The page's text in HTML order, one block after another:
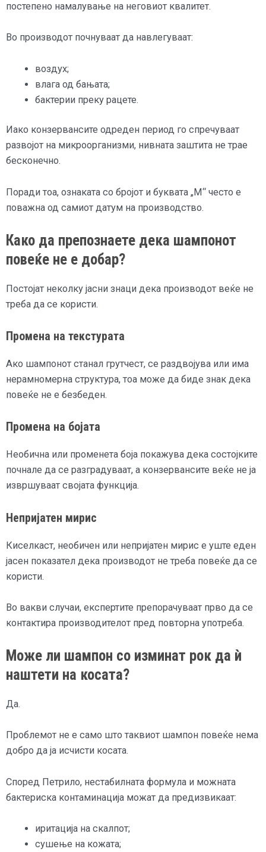
постепено намалување на неговиот квалитет.
Во производот почнуваат да навлегуваат:
воздух;
влага од бањата;
бактерии преку рацете.
Иако конзервансите одреден период го спречуваат
развојот на микроорганизми, нивната заштита не трае
бесконечно.
Поради тоа, ознаката со бројот и буквата „М“ често е
поважна од самиот датум на производство.
Како да препознаете дека шампонот
повеќе не е добар?
Постојат неколку јасни знаци дека производот веќе не
треба да се користи.
Промена на текстурата
Ако шампонот станал грутчест, се раздвојува или има
нерамномерна структура, тоа може да биде знак дека
повеќе не е безбеден.
Промена на бојата
Необична или променета боја покажува дека состојките
почнале да се разградуваат, а конзервансите веќе не ја
извршуваат својата функција.
Непријатен мирис
Киселкаст, необичен или непријатен мирис е уште еден
јасен показател дека производот не треба повеќе да се
користи.
Во вакви случаи, експертите препорачуваат прво да се
контактира производителот пред повторна употреба.
Може ли шампон со изминат рок да ѝ
наштети на косата?
Да.
Проблемот не е само што таквиот шампон повеќе нема
добро да ја исчисти косата.
Според Петрило, нестабилната формула и можната
бактериска контаминација можат да предизвикаат:
иритација на скалпот;
сушење на кожата;